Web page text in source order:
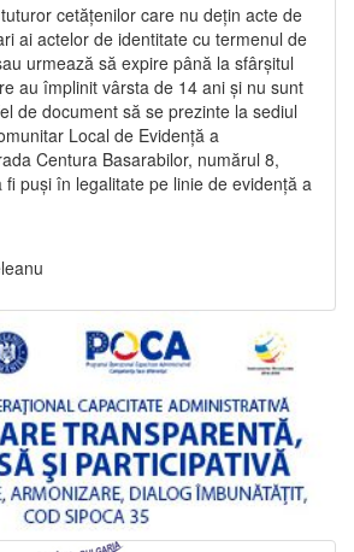
cetățenilor care nu dețin acte de
ai actelor de identitate cu termenul de
urmează să expire până la sfârșitul
au împlinit vârsta de 14 ani și nu sunt
de document să se prezinte la sediul
Local de Evidență a
Centura Basarabilor, numărul 8,
puși în legalitate pe linie de evidență a